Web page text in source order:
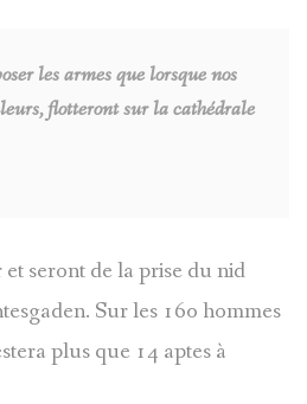
les armes que lorsque nos
flotteront sur la cathédrale
et seront de la prise du nid
Sur les 160 hommes
plus que 14 aptes à